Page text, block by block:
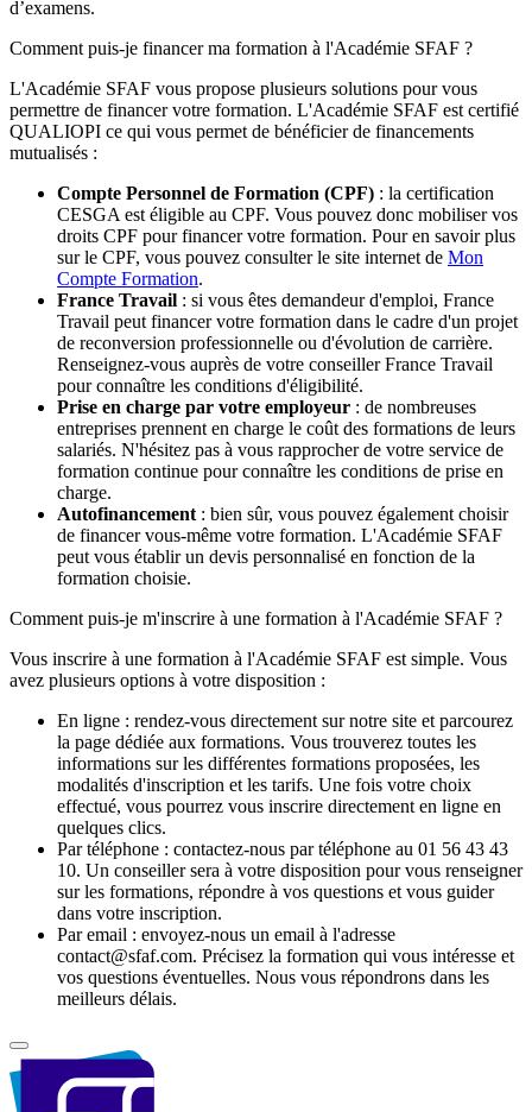
d’examens.
Comment puis-je financer ma formation à l'Académie SFAF ?
L'Académie SFAF vous propose plusieurs solutions pour vous
permettre de financer votre formation. L'Académie SFAF est certifié
QUALIOPI ce qui vous permet de bénéficier de financements
mutualisés :
Compte Personnel de Formation (CPF) : la certification
CESGA est éligible au CPF. Vous pouvez donc mobiliser vos
droits CPF pour financer votre formation. Pour en savoir plus
sur le CPF, vous pouvez consulter le site internet de Mon
Compte Formation.
France Travail : si vous êtes demandeur d'emploi, France
Travail peut financer votre formation dans le cadre d'un projet
de reconversion professionnelle ou d'évolution de carrière.
Renseignez-vous auprès de votre conseiller France Travail
pour connaître les conditions d'éligibilité.
Prise en charge par votre employeur : de nombreuses
entreprises prennent en charge le coût des formations de leurs
salariés. N'hésitez pas à vous rapprocher de votre service de
formation continue pour connaître les conditions de prise en
charge.
Autofinancement : bien sûr, vous pouvez également choisir
de financer vous-même votre formation. L'Académie SFAF
peut vous établir un devis personnalisé en fonction de la
formation choisie.
Comment puis-je m'inscrire à une formation à l'Académie SFAF ?
Vous inscrire à une formation à l'Académie SFAF est simple. Vous
avez plusieurs options à votre disposition :
En ligne : rendez-vous directement sur notre site et parcourez
la page dédiée aux formations. Vous trouverez toutes les
informations sur les différentes formations proposées, les
modalités d'inscription et les tarifs. Une fois votre choix
effectué, vous pourrez vous inscrire directement en ligne en
quelques clics.
Par téléphone : contactez-nous par téléphone au 01 56 43 43
10. Un conseiller sera à votre disposition pour vous renseigner
sur les formations, répondre à vos questions et vous guider
dans votre inscription.
Par email : envoyez-nous un email à l'adresse
contact@sfaf.com. Précisez la formation qui vous intéresse et
vos questions éventuelles. Nous vous répondrons dans les
meilleurs délais.